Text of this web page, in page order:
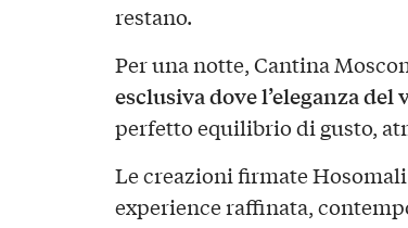
restano.
Per una notte, Cantina
esclusiva dove l’eleganza
perfetto equilibrio di gusto,
Le creazioni firmate
experience raffinata,